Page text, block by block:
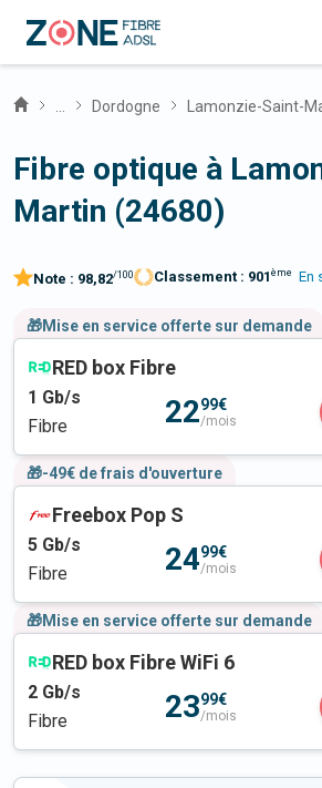
Dordogne Lamonzie-Saint-
Fibre optique à
Martin (24680)
Note : 98,82/100 Classement : 901 ème En
🎁Mise en service offerte sur demande
RED box Fibre
1 Gb/s
Fibre
2299€
/mois
🎁-49€ de frais d'ouverture
Freebox Pop S
5 Gb/s
Fibre
2499€
/mois
🎁Mise en service offerte sur demande
RED box Fibre WiFi 6
2 Gb/s
Fibre
2399€
/mois